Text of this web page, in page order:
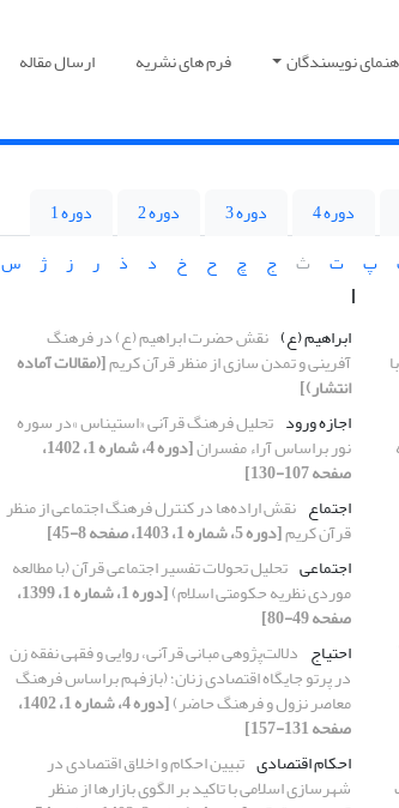
نویسندگان فرم های نشریه ارسال مقاله
دوره 4 دوره 3 دوره 2
دوره 1
پ ت ث ج چ ح خ د ذ ر ز ژ س
ا
ابراهیم (ع) نقش حضرت ابراهیم (ع) در فرهنگ
آفرینی و تمدن سازی از منظر قرآن کریم[(مقالات آماده
انتشار)]
اجازه ورود تحلیل فرهنگ قرآنی «استیناس »در سوره
نور براساس آراء مفسران [دوره 4، شماره 1، 1402،
صفحه 107-130]
اجتماع نقش اراده‌ها در کنترل فرهنگ اجتماعی از منظر
قرآن کریم[دوره 5، شماره 1، 1403، صفحه 8-45]
اجتماعی تحلیل تحولات تفسیر اجتماعی قرآن (با مطالعه
موردی نظریه حکومتی اسلام) [دوره 1، شماره 1، 1399،
صفحه 49-80]
احتیاج دلالت‌پژوهی مبانی قرآنی، روایی و فقهی نفقه زن
در پرتو جایگاه اقتصادی زنان؛ (بازفهم براساس فرهنگ
معاصر نزول و فرهنگ حاضر) [دوره 4، شماره 1، 1402،
صفحه 131-157]
احکام اقتصادی تبیین احکام و اخلاق اقتصادی در
شهرسازی اسلامی با تاکید بر الگوی بازارها از منظر